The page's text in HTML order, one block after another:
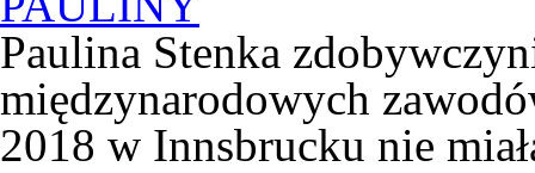
Paulina Stenka
międzynarodowych
2018 w Innsbrucku nie